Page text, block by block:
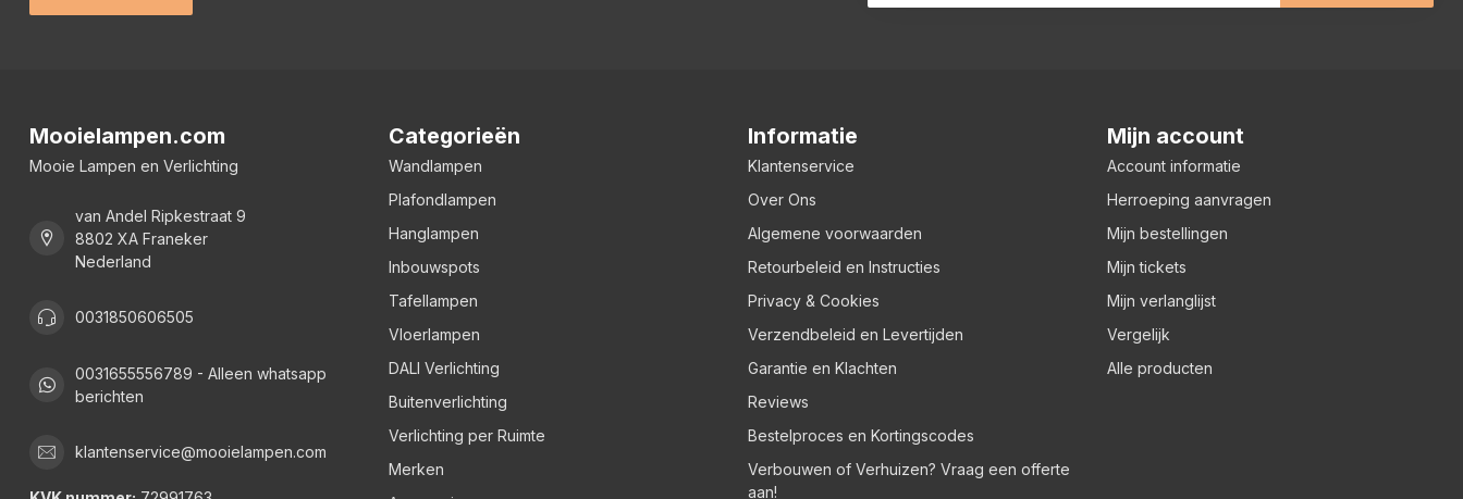
Mooielampen.com
Mooie Lampen en Verlichting
van Andel Ripkestraat 9
8802 XA Franeker
Nederland
0031850606505
0031655556789 - Alleen whatsapp
berichten
klantenservice@mooielampen.com
Categorieën
Wandlampen
Plafondlampen
Hanglampen
Inbouwspots
Tafellampen
Vloerlampen
DALI Verlichting
Buitenverlichting
Verlichting per Ruimte
Merken
Informatie
Klantenservice
Over Ons
Algemene voorwaarden
Retourbeleid en Instructies
Privacy & Cookies
Verzendbeleid en Levertijden
Garantie en Klachten
Reviews
Bestelproces en Kortingscodes
Verbouwen of Verhuizen? Vraag een offerte
aan!
Mijn account
Account informatie
Herroeping aanvragen
Mijn bestellingen
Mijn tickets
Mijn verlanglijst
Vergelijk
Alle producten